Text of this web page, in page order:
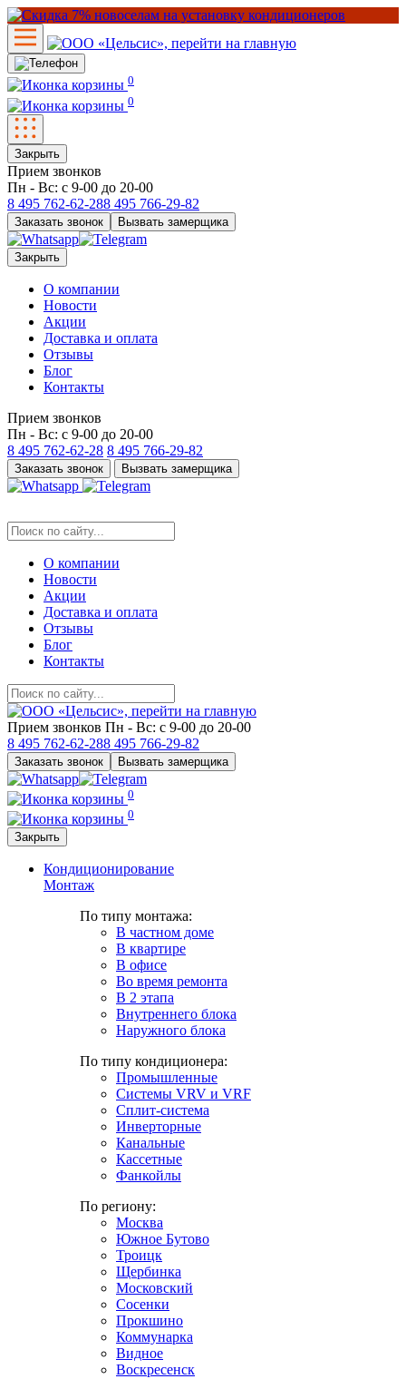
0
0
Закрыть
Прием звонков
Пн - Вс: с 9-00 до 20-00
8 495 762-62-288 495 766-29-82
Заказать звонок Вызвать замерщика
Закрыть
О компании
Новости
Акции
Доставка и оплата
Отзывы
Блог
Контакты
Прием звонков
Пн - Вс: с 9-00 до 20-00
8 495 762-62-28 8 495 766-29-82
Заказать звонок Вызвать замерщика
О компании
Новости
Акции
Доставка и оплата
Отзывы
Блог
Контакты
Прием звонков Пн - Вс: с 9-00 до 20-00
8 495 762-62-288 495 766-29-82
Заказать звонок Вызвать замерщика
0
0
Закрыть
Кондиционирование
Монтаж
По типу монтажа:
В частном доме
В квартире
В офисе
Во время ремонта
В 2 этапа
Внутреннего блока
Наружного блока
По типу кондиционера:
Промышленные
Системы VRV и VRF
Сплит-система
Инверторные
Канальные
Кассетные
Фанкойлы
По региону:
Москва
Южное Бутово
Троицк
Щербинка
Московский
Сосенки
Прокшино
Коммунарка
Видное
Воскресенск